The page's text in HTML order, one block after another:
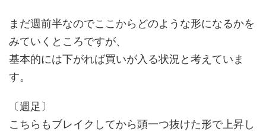
まだ週前半なのでここからどのような形になるかを
みていくところですが、
基本的には下がれば買いが入る状況と考えていま
す。
〔週足〕
こちらもブレイクしてから頭一つ抜けた形で上昇し